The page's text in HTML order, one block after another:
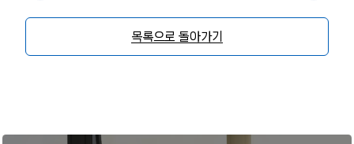
목록으로 돌아가기